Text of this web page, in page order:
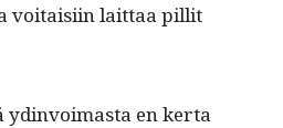
voitaisi­in lait­taa pil­lit
ydin­voimas­ta en ker­ta